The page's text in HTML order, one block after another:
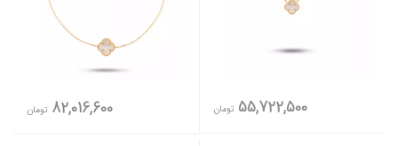
55,722,500 تومان 82,016,600 تومان